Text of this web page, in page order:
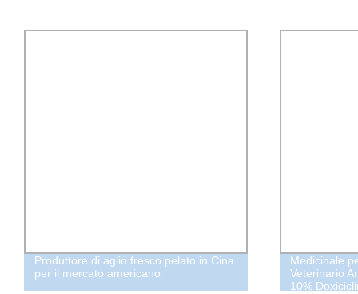
Produttore di aglio fresco pelato in Cina
per il mercato americano
Medicinale
Veterinario
10%